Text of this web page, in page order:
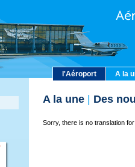
l'Aéroport A la
A la une Des
Sorry, there is no translation